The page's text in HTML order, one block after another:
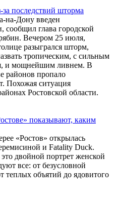
последствий шторма
на-Дону введен
глава городской
Вечером 25 июля,
разыгрался шторм,
тропическим, с сильным
и мощнейшим ливнем. В
районов пропало
Похожая ситуация
Ростовской области.
показывают, каким
«Ростов» открылась
и Fatality Duck.
двойной портрет женской
все: от безусловной
теплых объятий до ядовитого